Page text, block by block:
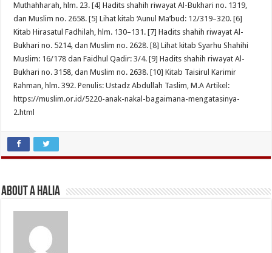
Muthahharah, hlm. 23. [4] Hadits shahih riwayat Al-Bukhari no. 1319,
dan Muslim no. 2658. [5] Lihat kitab ‘Aunul Ma’bud: 12/319–320. [6]
Kitab Hirasatul Fadhilah, hlm. 130–131. [7] Hadits shahih riwayat Al-
Bukhari no. 5214, dan Muslim no. 2628. [8] Lihat kitab Syarhu Shahihi
Muslim: 16/178 dan Faidhul Qadir: 3/4. [9] Hadits shahih riwayat Al-
Bukhari no. 3158, dan Muslim no. 2638. [10] Kitab Taisirul Karimir
Rahman, hlm. 392. Penulis: Ustadz Abdullah Taslim, M.A Artikel:
https://muslim.or.id/5220-anak-nakal-bagaimana-mengatasinya-
2.html
About A Halia